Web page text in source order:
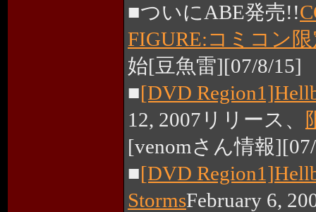
■ついにABE発売!!
FIGURE:コミコン
始[豆魚雷][07/8/15]
■[DVD
12, 2007リリース、
[venomさん情報
■[DVD
StormsFebruary 6,